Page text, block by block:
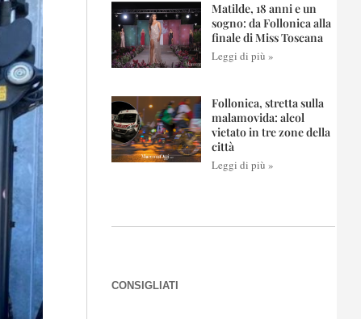
Matilde, 18 anni e un
sogno: da Follonica alla
finale di Miss Toscana
Leggi di più »
Follonica, stretta sulla
malamovida: alcol
vietato in tre zone della
città
Leggi di più »
CONSIGLIATI